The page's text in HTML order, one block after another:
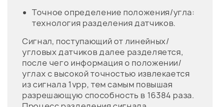
Точное определение положения/угла:
технология разделения датчиков.
Сигнал, поступающий от линейных/
угловых датчиков далее разделяется,
после чего информация о положении/
углах с высокой точностью извлекается
из сигнала 1vpp, тем самым повышая
разрешающую способность в 16384 раза.